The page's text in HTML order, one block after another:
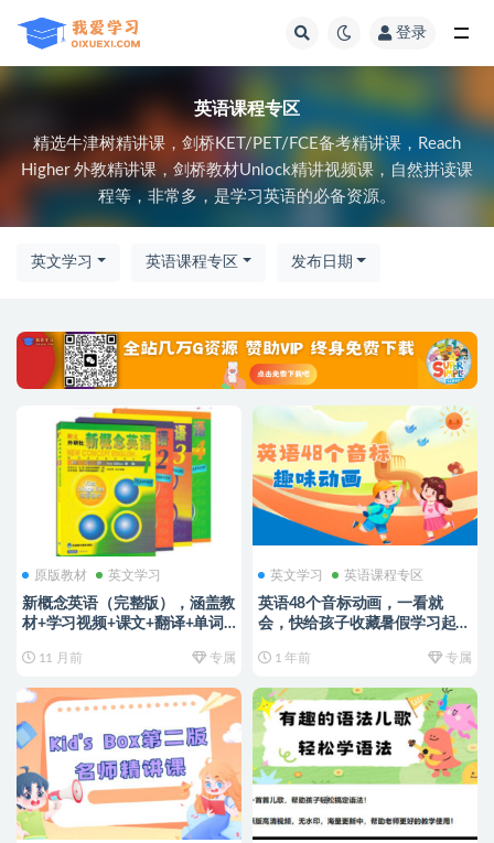
登录
英语课程专区
精选牛津树精讲课，剑桥KET/PET/FCE备考精讲课，Reach
Higher 外教精讲课，剑桥教材Unlock精讲视频课，自然拼读课
程等，非常多，是学习英语的必备资源。
英文学习 英语课程专区 发布日期
原版教材 英文学习
新概念英语（完整版），涵盖教
材+学习视频+课文+翻译+单词
等，一次就可以拥有，无需东本
11 月前 专属
英文学习 英语课程专区
英语48个音标动画，一看就
会，快给孩子收藏暑假学习起
1 年前 专属